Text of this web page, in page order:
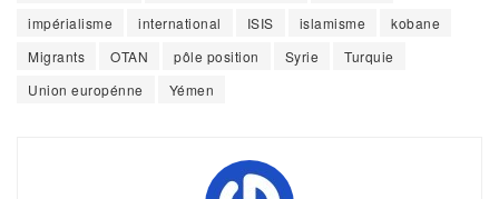
impérialisme
international ISIS islamisme
kobane
Migrants
OTAN pôle position Syrie
Turquie
Union europénne
Yémen